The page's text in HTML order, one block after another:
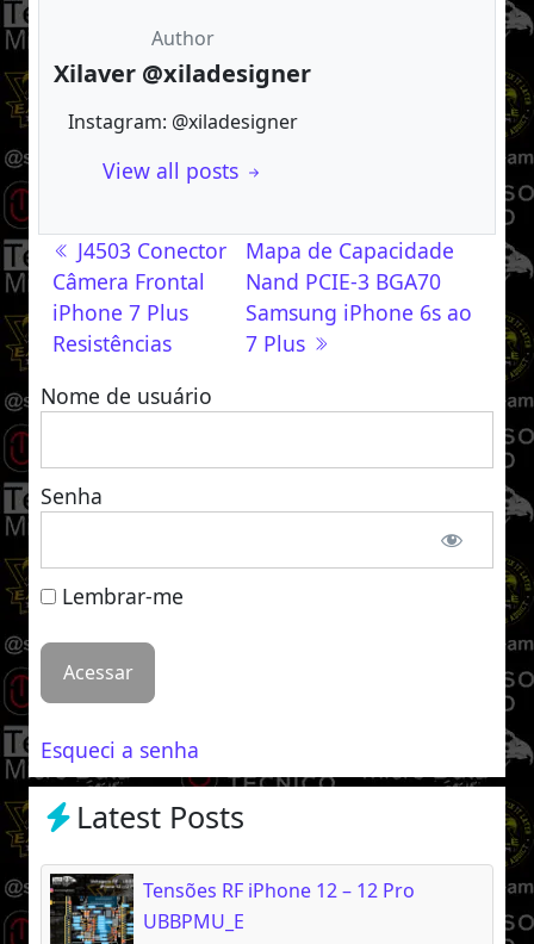
Author
Xilaver @xiladesigner
Instagram: @xiladesigner
View all posts
Navegação de post
J4503 Conector
Câmera Frontal
iPhone 7 Plus
Resistências
Mapa de Capacidade
Nand PCIE-3 BGA70
Samsung iPhone 6s ao
7 Plus
Nome de usuário
Senha
Lembrar-me
Esqueci a senha
Latest Posts
Tensões RF iPhone 12 – 12 Pro
UBBPMU_E